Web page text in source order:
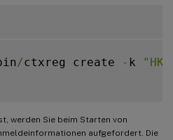
/ctxreg create - k
werden Sie beim Starten von
aufgefordert. Die